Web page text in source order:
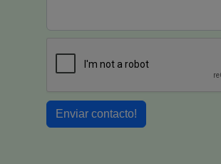
Enviar contacto!